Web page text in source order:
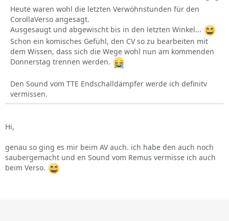
Heute waren wohl die letzten Verwöhnstunden für den
CorollaVerso angesagt.
Ausgesaugt und abgewischt bis in den letzten Winkel...
Schon ein komisches Gefühl, den CV so zu bearbeiten mit
dem Wissen, dass sich die Wege wohl nun am kommenden
Donnerstag trennen werden.
Den Sound vom TTE Endschalldämpfer werde ich definitv
vermissen.
Hi,
genau so ging es mir beim AV auch. ich habe den auch noch
saubergemacht und en Sound vom Remus vermisse ich auch
beim Verso.